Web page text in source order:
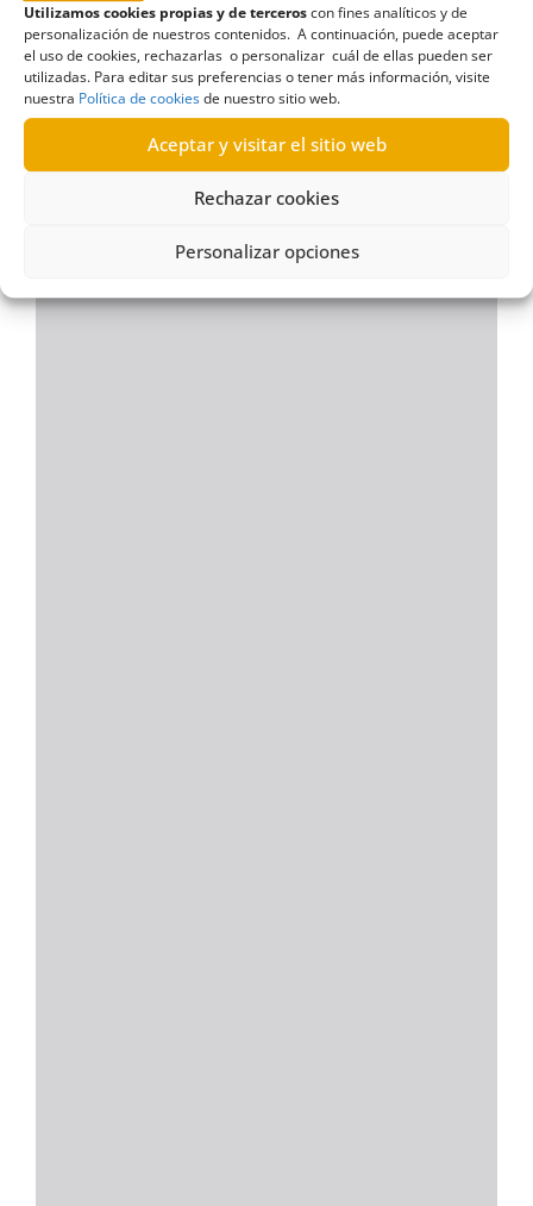
Utilizamos cookies propias y de terceroscon fines analíticos y de
personalización de nuestros contenidos. A continuación, puede aceptar
el uso de cookies, rechazarlas o personalizar cuál de ellas pueden ser
utilizadas. Para editar sus preferencias o tener más información, visite
nuestra Política de cookiesde nuestro sitio web.
Aceptar y visitar el sitio web
Rechazar cookies
Personalizar opciones